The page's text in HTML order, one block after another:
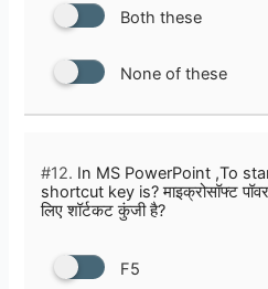
Both these
None of these
#12. In MS PowerPoint ,To
shortcut key is? माइक्रोसॉफ्ट
लिए शॉर्टकट कुंजी है?
F5